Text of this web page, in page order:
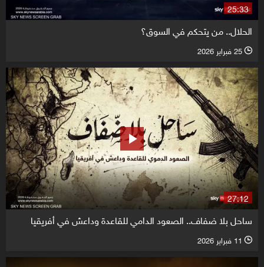
25:33
الحلال.. من يتحكم في السوق؟
l 25 فبراير 2026
27:12
ساحل بلا ضفاف.. الصعود الدامي للقاعدة وداعش في أفريقيا
l 11 فبراير 2026